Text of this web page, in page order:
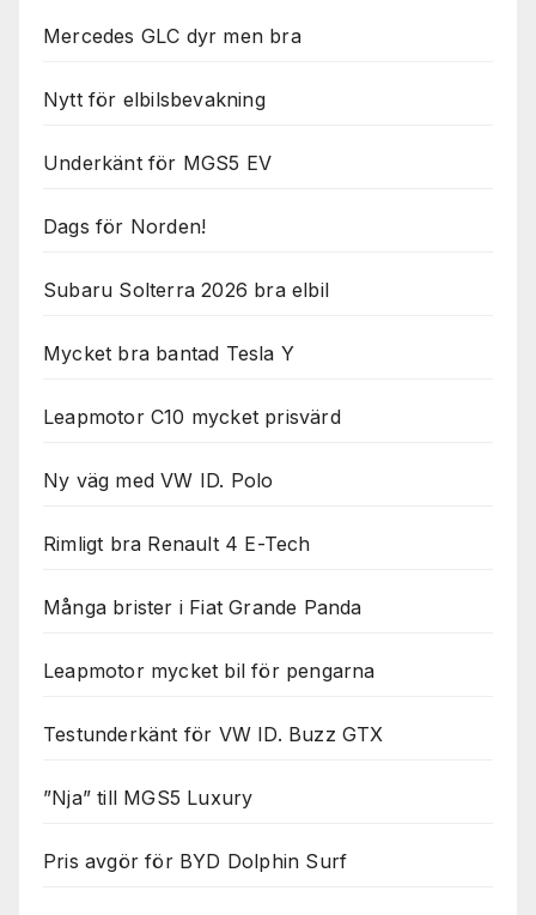
Mercedes GLC dyr men bra
Nytt för elbilsbevakning
Underkänt för MGS5 EV
Dags för Norden!
Subaru Solterra 2026 bra elbil
Mycket bra bantad Tesla Y
Leapmotor C10 mycket prisvärd
Ny väg med VW ID. Polo
Rimligt bra Renault 4 E-Tech
Många brister i Fiat Grande Panda
Leapmotor mycket bil för pengarna
Testunderkänt för VW ID. Buzz GTX
”Nja” till MGS5 Luxury
Pris avgör för BYD Dolphin Surf